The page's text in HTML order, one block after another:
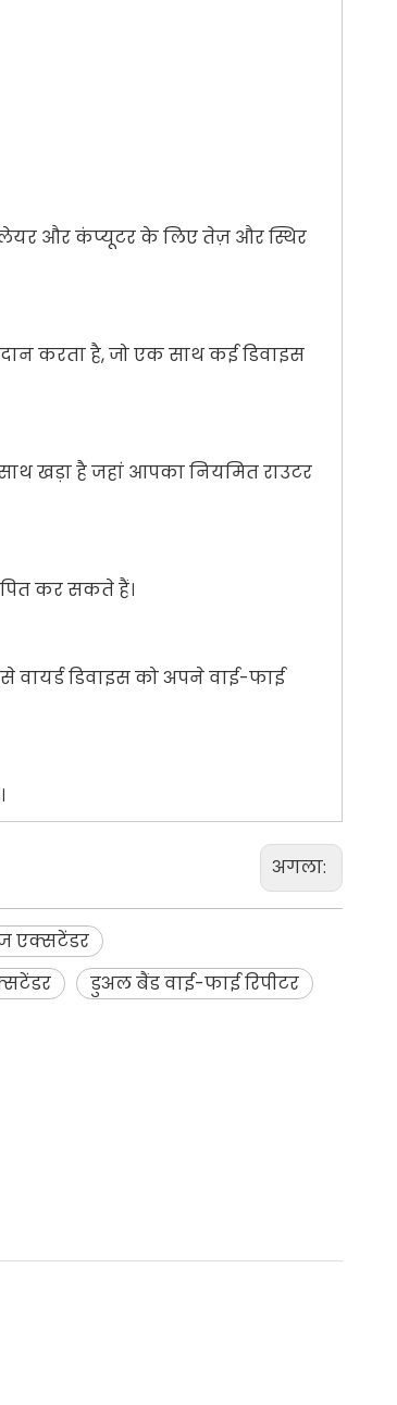
और कंप्यूटर के लिए तेज़ और स्थिर
करता है, जो एक साथ कई डिवाइस
खड़ा है जहां आपका नियमित राउटर
कर सकते हैं।
वायर्ड डिवाइस को अपने वाई-फाई
अगला:
एक्सटेंडर
डुअल बैंड वाई-फाई रिपीटर